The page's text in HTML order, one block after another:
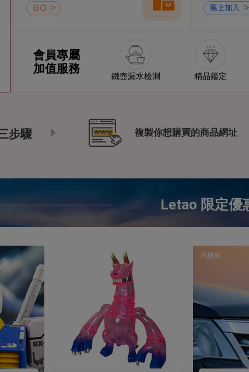
會員專屬
加值服務
鐵壺漏水檢測 精品鑑定
步驟 複製你想購買的商品網址
Letao 限定優
汽機車